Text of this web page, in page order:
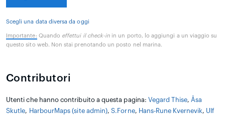
Scegli una data diversa da oggi
Importante: Quando effettui il check-in in un porto, lo aggiungi a un viaggio su
questo sito web. Non stai prenotando un posto nel marina.
Contributori
Utenti che hanno contribuito a questa pagina: Vegard Thise, Åsa
Skutle, HarbourMaps (site admin),S.Forne, Hans-Rune Kvernevik, Ulf